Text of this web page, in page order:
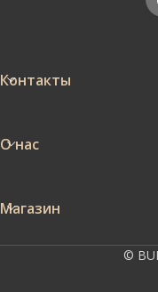
Контакты
О нас
Магазин
©